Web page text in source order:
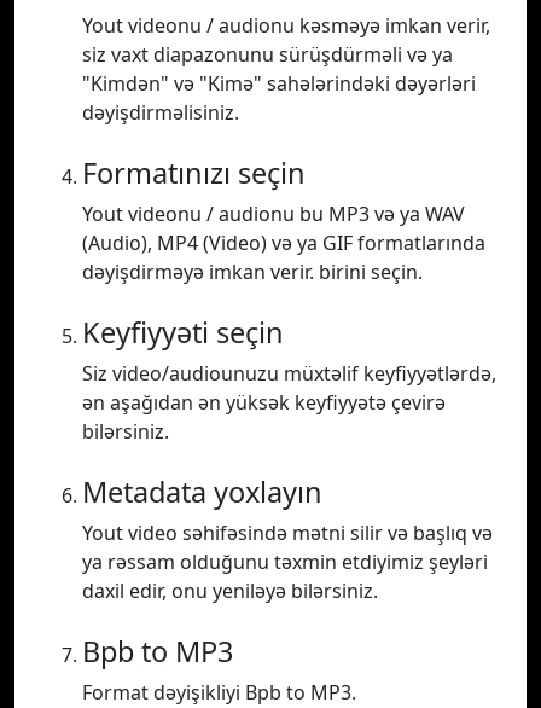
Yout videonu / audionu kəsməyə imkan verir,
siz vaxt diapazonunu sürüşdürməli və ya
"Kimdən" və "Kimə" sahələrindəki dəyərləri
dəyişdirməlisiniz.
Formatınızı seçin
Yout videonu / audionu bu MP3 və ya WAV
(Audio), MP4 (Video) və ya GIF formatlarında
dəyişdirməyə imkan verir. birini seçin.
Keyfiyyəti seçin
Siz video/audiounuzu müxtəlif keyfiyyətlərdə,
ən aşağıdan ən yüksək keyfiyyətə çevirə
bilərsiniz.
Metadata yoxlayın
Yout video səhifəsində mətni silir və başlıq və
ya rəssam olduğunu təxmin etdiyimiz şeyləri
daxil edir, onu yeniləyə bilərsiniz.
Bpb to MP3
Format dəyişikliyi Bpb to MP3.